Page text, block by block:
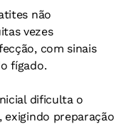
não
vezes
com sinais
fígado.
dificulta o
exigindo preparação